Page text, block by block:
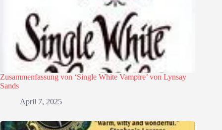
Zusammenfassung von ‘Single White Vampire’ von Lynsay
Sands
April 7, 2025